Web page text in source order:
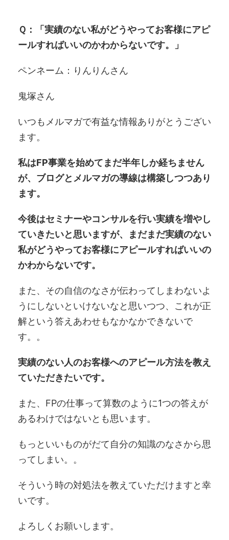
Ｑ：「実績のない私がどうやってお客様にアピ
ールすればいいのかわからないです。」
ペンネーム：りんりんさん
鬼塚さん
いつもメルマガで有益な情報ありがとうござい
ます。
私はFP事業を始めてまだ半年しか経ちません
が、ブログとメルマガの導線は構築しつつあり
ます。
今後はセミナーやコンサルを行い実績を増やし
ていきたいと思いますが、まだまだ実績のない
私がどうやってお客様にアピールすればいいの
かわからないです。
また、その自信のなさが伝わってしまわないよ
うにしないといけないなと思いつつ、これが正
解という答えあわせもなかなかできないで
す。。
実績のない人のお客様へのアピール方法を教え
ていただきたいです。
また、FPの仕事って算数のように1つの答えが
あるわけではないとも思います。
もっといいものがだて自分の知識のなさから思
ってしまい。。
そういう時の対処法を教えていただけますと幸
いです。
よろしくお願いします。